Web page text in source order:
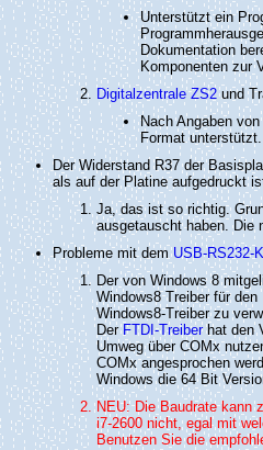
Unterstützt ein
Dokumentation
Komponenten zur
Digitalzentrale ZS2und
Nach Angaben
Format
Der Widerstand R37 der
als auf der Platine aufgedruckt
Ja, das ist so richtig.
ausgetauscht haben. Die
Probleme mit demUSB-RS232-
Der von Windows 8
Windows8 Treiber für
Windows8-Treiber zu
Der FTDI-Treiber hat den
Umweg über COMx
COMx angesprochen
Windows die 64 Bit
NEU: Die Baudrate kann
i7-2600 nicht, egal mit
Benutzen Sie die